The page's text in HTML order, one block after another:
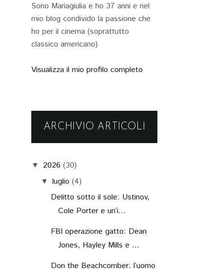
Sono Mariagiulia e ho 37 anni e nel
mio blog condivido la passione che
ho per il cinema (soprattutto
classico americano)
Visualizza il mio profilo completo
ARCHIVIO ARTICOLI
▼ 2026 (30)
▼ luglio (4)
Delitto sotto il sole: Ustinov,
Cole Porter e un’i...
FBI operazione gatto: Dean
Jones, Hayley Mills e ...
Don the Beachcomber: l’uomo